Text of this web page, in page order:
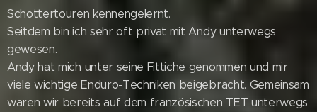
Schottertouren kennengelernt.
Seitdem bin ich sehr oft privat mit Andy unterwegs
gewesen.
Andy hat mich unter seine Fittiche genommen und mir
viele wichtige Enduro-Techniken beigebracht. Gemeinsam
waren wir bereits auf dem französischen TET unterwegs